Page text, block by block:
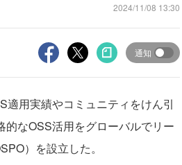
2024/11/08 13:30
通知
用実績やコミュニティをけん引
的なOSS活用をグローバルでリー
）を設立した。